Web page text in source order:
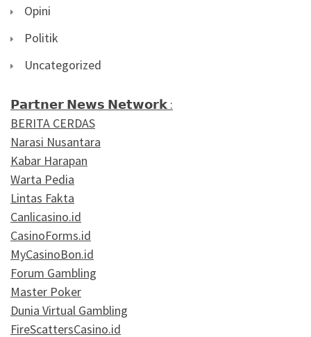
Opini
Politik
Uncategorized
𝗣𝗮𝗿𝘁𝗻𝗲𝗿 𝗡𝗲𝘄𝘀 𝗡𝗲𝘁𝘄𝗼𝗿𝗸 :
BERITA CERDAS
Narasi Nusantara
Kabar Harapan
Warta Pedia
Lintas Fakta
Canlicasino.id
CasinoForms.id
MyCasinoBon.id
Forum Gambling
Master Poker
Dunia Virtual Gambling
FireScattersCasino.id